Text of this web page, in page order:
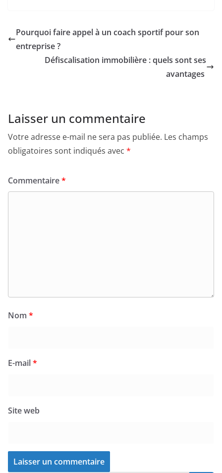
Pourquoi faire appel à un coach sportif pour son
entreprise ?
Défiscalisation immobilière : quels sont ses
avantages
Laisser un commentaire
Votre adresse e-mail ne sera pas publiée. Les champs
obligatoires sont indiqués avec *
Commentaire*
Nom *
E-mail*
Site web